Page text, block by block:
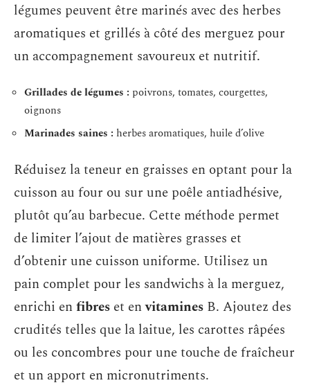
légumes peuvent être marinés avec des herbes
aromatiques et grillés à côté des merguez pour
un accompagnement savoureux et nutritif.
Grillades de légumes : poivrons, tomates, courgettes,
oignons
Marinades saines : herbes aromatiques, huile d’olive
Réduisez la teneur en graisses en optant pour la
cuisson au four ou sur une poêle antiadhésive,
plutôt qu’au barbecue. Cette méthode permet
de limiter l’ajout de matières grasses et
d’obtenir une cuisson uniforme. Utilisez un
pain complet pour les sandwichs à la merguez,
enrichi enfibres et envitamines B. Ajoutez des
crudités telles que la laitue, les carottes râpées
ou les concombres pour une touche de fraîcheur
et un apport en micronutriments.